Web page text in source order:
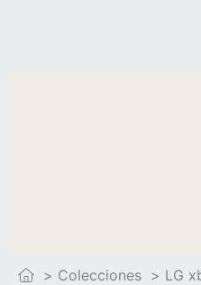
Colecciones LG